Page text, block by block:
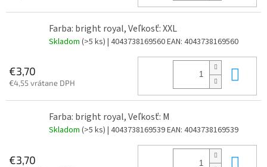
Farba: bright royal, Veľkosť: XXL
Skladom (>5 ks) | 4043738169560EAN: 4043738169560
€3,70
€4,55 vrátane DPH
Farba: bright royal, Veľkosť: M
Skladom (>5 ks) | 4043738169539EAN: 4043738169539
€3,70